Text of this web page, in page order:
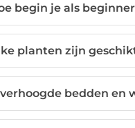
begin je als
planten zijn
bedden en